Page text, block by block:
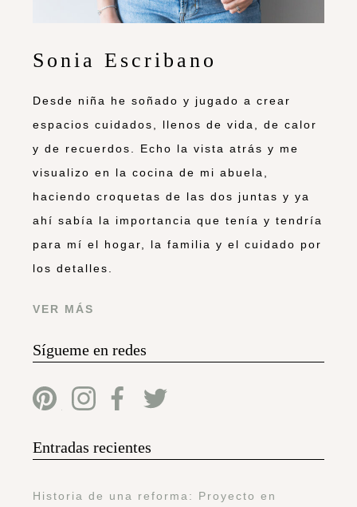
Sonia Escribano
Desde niña he soñado y jugado a crear
espacios cuidados, llenos de vida, de calor
y de recuerdos. Echo la vista atrás y me
visualizo en la cocina de mi abuela,
haciendo croquetas de las dos juntas y ya
ahí sabía la importancia que tenía y tendría
para mí el hogar, la familia y el cuidado por
los detalles.
VER MÁS
Sígueme en redes
Entradas recientes
Historia de una reforma: Proyecto en